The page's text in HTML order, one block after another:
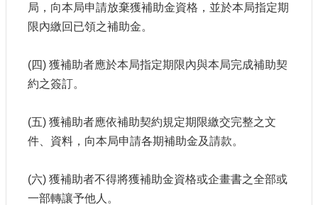
局，向本局申請放棄獲補助金資格，並於本局指定期
限內繳回已領之補助金。
(四) 獲補助者應於本局指定期限內與本局完成補助契
約之簽訂。
(五) 獲補助者應依補助契約規定期限繳交完整之文
件、資料，向本局申請各期補助金及請款。
(六) 獲補助者不得將獲補助金資格或企畫書之全部或
一部轉讓予他人。